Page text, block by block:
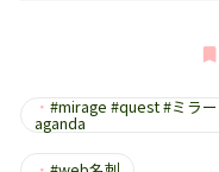
・ #mirage #quest #ミラ
aganda